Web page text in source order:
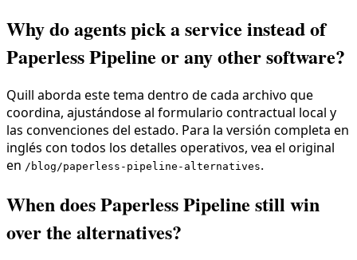
Why do agents pick a service instead of
Paperless Pipeline or any other software?
Quill aborda este tema dentro de cada archivo que
coordina, ajustándose al formulario contractual local y
las convenciones del estado. Para la versión completa en
inglés con todos los detalles operativos, vea el original
en /blog/paperless-pipeline-alternatives.
When does Paperless Pipeline still win
over the alternatives?